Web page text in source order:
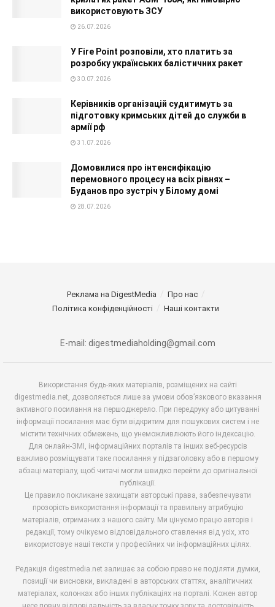
використовують ЗСУ
26.07.2026
У Fire Point розповіли, хто платить за
розробку українських балістичних ракет
30.07.2026
Керівників організацій судитимуть за
підготовку кримських дітей до служби в
армії рф
31.07.2026
Домовилися про інтенсифікацію
перемовного процесу на всіх рівнях –
Буданов про зустріч у Білому домі
28.07.2026
Реклама на DigestMedia
Про нас
Політика конфіденційності
Наші контакти
E-mail: digestmediaholding@gmail.com
Використання будь-яких матеріалів, розміщених на сайті
digestmedia.net, дозволяється лише за умови обов’язкового вказання
активного посилання на першоджерело. При передруку або цитуванні
інформації посилання має бути відкритим для пошукових систем і не
містити технічних обмежень, що унеможливлюють його індексацію.
Для онлайн-ЗМІ, інформаційних порталів та інших веб-ресурсів
важливо розміщувати таке посилання у підзаголовку або в першому
абзаці матеріалу, щоб читачі могли швидко перейти до оригінальної
публікації.
Це правило покликане захищати авторські права, забезпечувати
прозорість використання інформації та правильну атрибуцію
матеріалів, отриманих з нашого сайту. Ми цінуємо працю авторів і
редакції, тому очікуємо відповідального ставлення від усіх, хто
використовує наші тексти у професійних чи інформаційних цілях.
Редакція digestmedia.net залишає за собою право не поділяти думки,
позиції чи висновки, викладені в авторських статтях, аналітичних
матеріалах, колонках або інших публікаціях на порталі. Кожен автор